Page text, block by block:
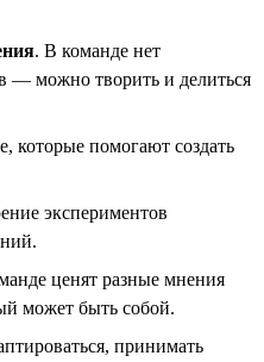
. В команде нет
— можно творить и делиться
которые помогают создать
экспериментов
ценят разные мнения
может быть собой.
принимать